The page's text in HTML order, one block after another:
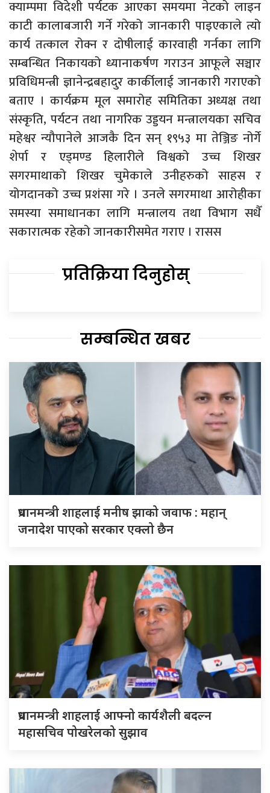
क्याम्पमा विदेशी पर्यटक आएका समयमा नेटको लाइन
काटी कालाबजारी गर्ने गरेको जानकारी पाइएकाले त्यो
कार्य तत्काल रोक्न र दोषीलाई कारवाही गर्नका लागि
सम्बन्धित निकायको ध्यानाकर्षण गराउन आफूले सञ्चार
प्रविधिमन्त्री ज्ञानेन्द्रबहादुर कार्कीलाई जानकारी गराएको
बताए । कार्यक्रम मूल समारोह समितिका अध्यक्ष तथा
संस्कृति, पर्यटन तथा नागरिक उड्डयन मन्त्रालयका सचिव
महेश्वर न्यौपानेले आजकै दिन सन् १९५३ मा तेञ्जिङ नोर्गे
शेर्पा र एड्मण्ड हिलारीले विश्वको उच्च शिखर
सगरमाथाको शिखर चुमेकाले उनीहरुको साहस र
योगदानको उच्च प्रशंसा गरे । उनले सगरमाथा आरोहीका
समस्या समाधानका लागि मन्त्रालय तथा विभाग सधैँ
सकारात्मक रहेको जानकारीसमेत गराए । रासस
प्रतिक्रिया दिनुहोस्
सम्बन्धित खबर
प्रधानमन्त्री शाहलाई मनीष झाको जवाफ : महान्
जनादेश पाएको सरकार एक्लो छैन
प्रधानमन्त्री शाहलाई आफ्नो कार्यशैली बदल्न
महासचिव पोखरेलको सुझाव